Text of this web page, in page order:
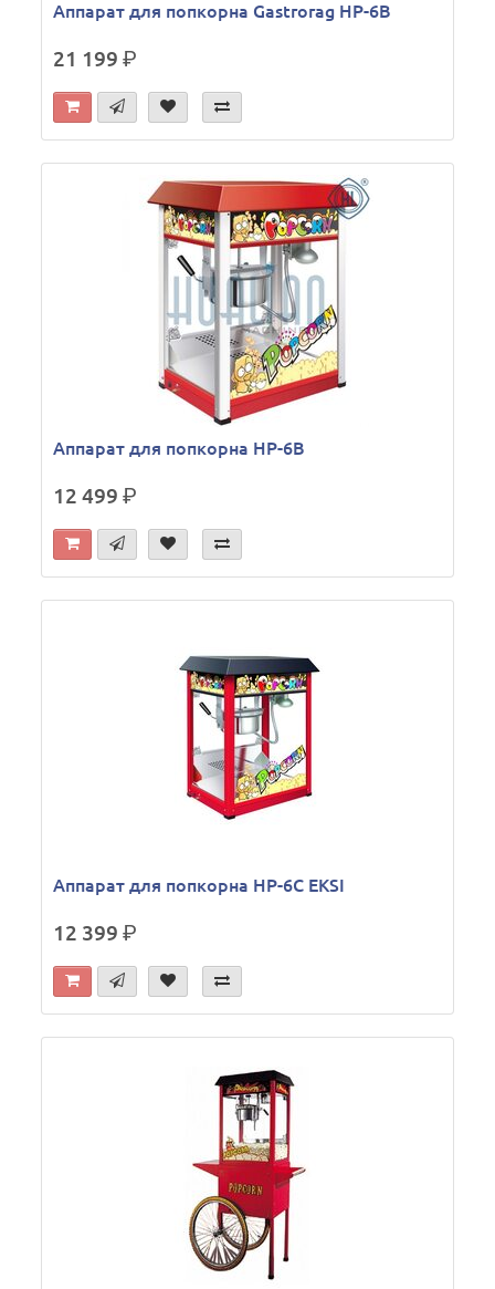
Аппарат для попкорна Gastrorag HP-6B
21 199р.
Аппарат для попкорна HP-6B
12 499р.
Аппарат для попкорна HP-6C EKSI
12 399р.